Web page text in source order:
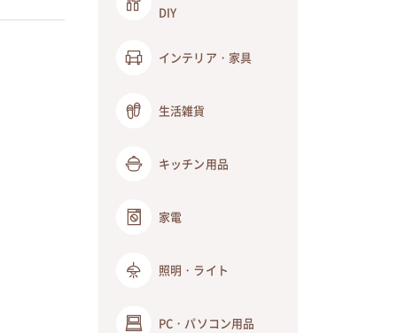
DIY
インテリア・家具
生活雑貨
キッチン用品
家電
照明・ライト
PC・パソコン用品